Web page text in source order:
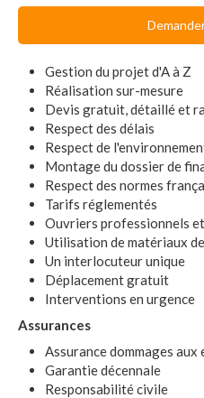
Gestion du projet d'A à Z
Réalisation sur-mesure
Devis gratuit, détaillé et
Respect des délais
Respect de
Montage du dossier de
Respect des normes
Tarifs réglementés
Ouvriers professionnels
Utilisation de matériaux
Un interlocuteur unique
Déplacement gratuit
Interventions en urgence
Assurances
Assurance dommages aux
Garantie décennale
Responsabilité civile